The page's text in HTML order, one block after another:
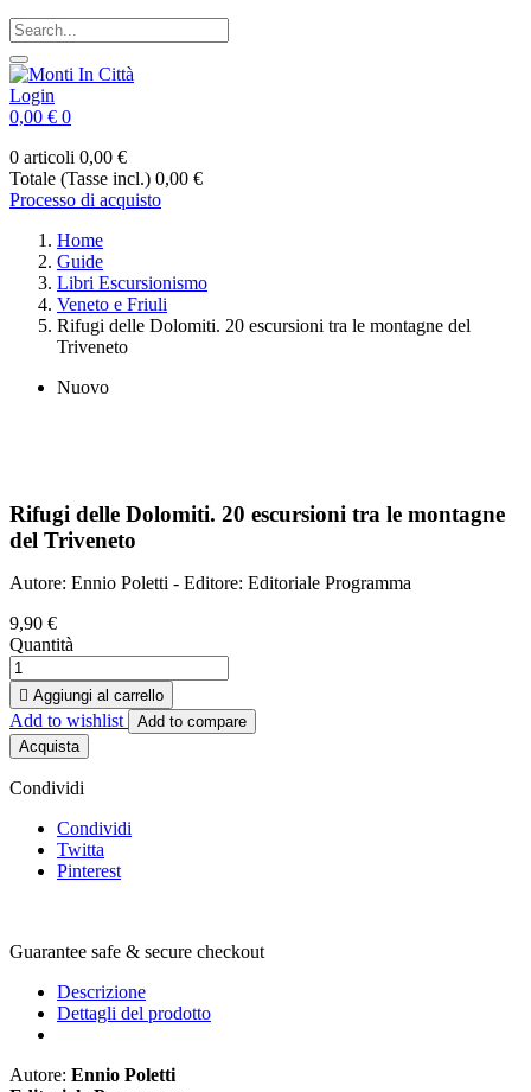
Login
0,00 € 0
0 articoli 0,00 €
Totale (Tasse incl.) 0,00 €
Processo di acquisto
Home
Guide
Libri Escursionismo
Veneto e Friuli
Rifugi delle Dolomiti. 20 escursioni tra le montagne del
Triveneto
Nuovo
Rifugi delle Dolomiti. 20 escursioni tra le montagne
del Triveneto
Autore: Ennio Poletti - Editore: Editoriale Programma
9,90 €
Quantità
 Aggiungi al carrello
Add to wishlist
Add to compare
Acquista
Condividi
Condividi
Twitta
Pinterest
Guarantee safe & secure checkout
Descrizione
Dettagli del prodotto
Autore: Ennio Poletti